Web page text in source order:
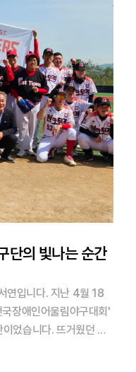
단의 빛나는 순간
. 지난 4월 18
장애인어울림야구대회'
. 뜨거웠던 우